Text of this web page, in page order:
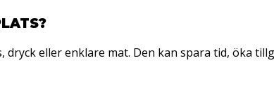
eller enklare mat. Den kan spara tid, öka